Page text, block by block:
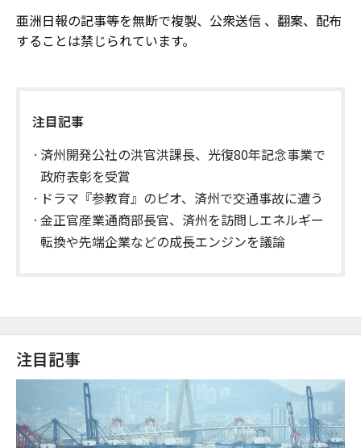
亜洲日報の記事等を無断で複製、公衆送信 、翻案、配布
することは禁じられています。
注目記事
済州開発公社の洪官洪課長、光復80年記念事業で
政府表彰を受賞
ドラマ『参教育』のピオ、済州で交通事故に遭う
金正官産業通商部長官、済州を訪問しエネルギー
転換や先端企業などの成長エンジンを議論
注目記事